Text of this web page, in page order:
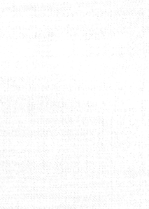
NOMADES